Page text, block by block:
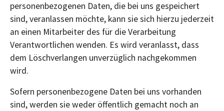
personenbezogenen Daten, die bei uns gespeichert
sind, veranlassen möchte, kann sie sich hierzu jederzeit
an einen Mitarbeiter des für die Verarbeitung
Verantwortlichen wenden. Es wird veranlasst, dass
dem Löschverlangen unverzüglich nachgekommen
wird.
Sofern personenbezogene Daten bei uns vorhanden
sind, werden sie weder öffentlich gemacht noch an